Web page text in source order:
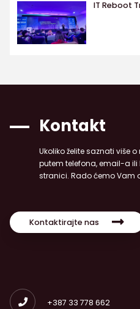
IT Reboot
Kontakt
Ukoliko želite saznati više
putem telefona, email-a
stranici. Rado ćemo Vam
Kontaktirajte nas
+387 33 778 662